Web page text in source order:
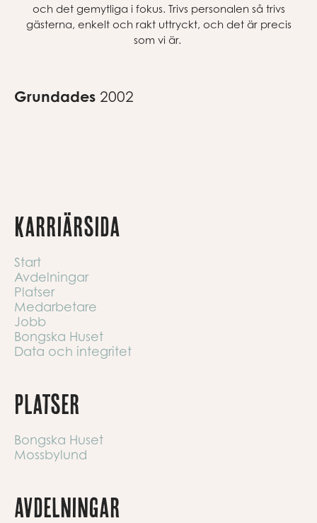
och det gemytliga i fokus. Trivs personalen så trivs
gästerna, enkelt och rakt uttryckt, och det är precis
som vi är.
Grundades 2002
Karriärsida
Start
Avdelningar
Platser
Medarbetare
Jobb
Bongska Huset
Data och integritet
Platser
Bongska Huset
Mossbylund
Avdelningar